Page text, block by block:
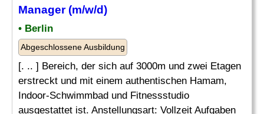
Manager (m/w/d)
• Berlin
Abgeschlossene Ausbildung
[. .. ] Bereich, der sich auf 3000m und zwei Etagen
erstreckt und mit einem authentischen Hamam,
Indoor-Schwimmbad und Fitnessstudio
ausgestattet ist. Anstellungsart: Vollzeit Aufgaben